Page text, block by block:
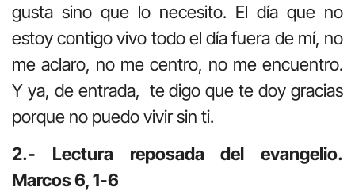
gusta sino que lo necesito. El día que no
estoy contigo vivo todo el día fuera de mí, no
me aclaro, no me centro, no me encuentro.
Y ya, de entrada, te digo que te doy gracias
porque no puedo vivir sin ti.
2.- Lectura reposada del evangelio.
Marcos 6, 1-6